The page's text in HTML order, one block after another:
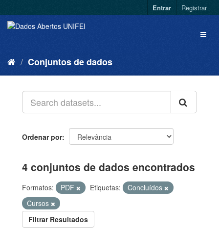
Entrar Registrar
Conjuntos de dados
Ordenar por
4 conjuntos de dados encontrados
Formatos: PDF Etiquetas:
Concluídos
Cursos
Filtrar Resultados